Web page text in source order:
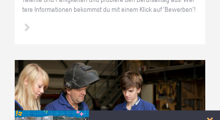
te­re In­for­ma­tio­nen be­kommst du mit einem Klick auf 'Be­wer­ben'!